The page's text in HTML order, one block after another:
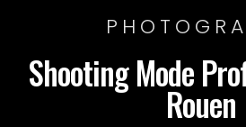
Shooting Mode
Rouen